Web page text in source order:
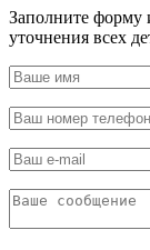
Заполните форму
уточнения всех